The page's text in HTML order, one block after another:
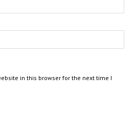
in this browser for the next time I